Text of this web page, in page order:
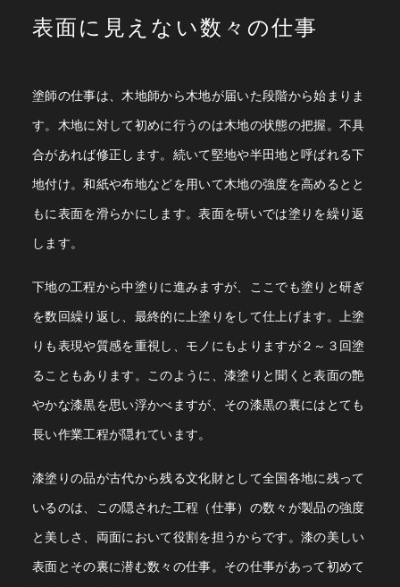
表面に見えない数々の仕事
塗師の仕事は、木地師から木地が届いた段階から始まりま
す。木地に対して初めに行うのは木地の状態の把握。不具
合があれば修正します。続いて堅地や半田地と呼ばれる下
地付け。和紙や布地などを用いて木地の強度を高めるとと
もに表面を滑らかにします。表面を研いでは塗りを繰り返
します。
下地の工程から中塗りに進みますが、ここでも塗りと研ぎ
を数回繰り返し、最終的に上塗りをして仕上げます。上塗
りも表現や質感を重視し、モノにもよりますが２～３回塗
ることもあります。このように、漆塗りと聞くと表面の艶
やかな漆黒を思い浮かべますが、その漆黒の裏にはとても
長い作業工程が隠れています。
漆塗りの品が古代から残る文化財として全国各地に残って
いるのは、この隠された工程（仕事）の数々が製品の強度
と美しさ、両面において役割を担うからです。 漆の美しい
表面とその裏に潜む数々の仕事。その仕事があって初めて